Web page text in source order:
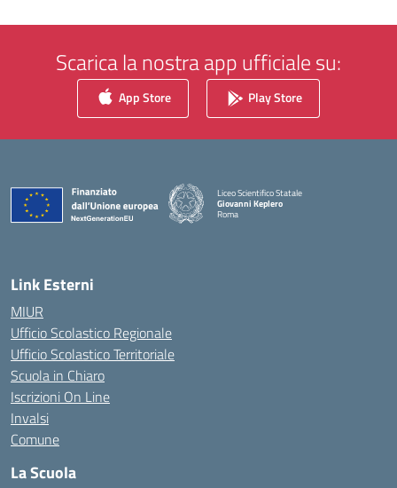
Scarica la nostra app ufficiale su:
App Store Play Store
Liceo Scientifico Statale
Giovanni Keplero
Roma
Link Esterni
MIUR
Ufficio Scolastico Regionale
Ufficio Scolastico Territoriale
Scuola in Chiaro
Iscrizioni On Line
Invalsi
Comune
La Scuola